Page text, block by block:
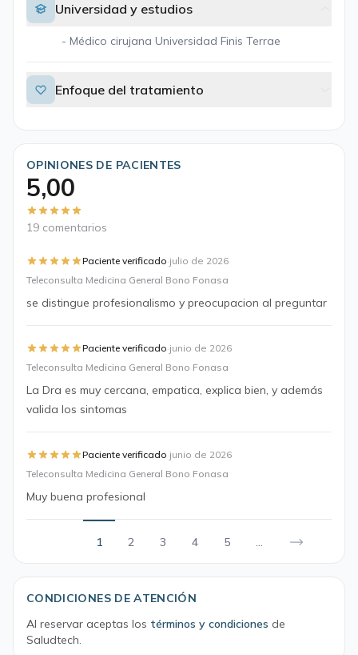
Universidad y estudios
- Médico cirujana Universidad Finis Terrae
Enfoque del tratamiento
OPINIONES DE PACIENTES
5,00
19 comentarios
Paciente verificado·julio de 2026
Teleconsulta Medicina General Bono Fonasa
se distingue profesionalismo y preocupacion al preguntar
Paciente verificado·junio de 2026
Teleconsulta Medicina General Bono Fonasa
La Dra es muy cercana, empatica, explica bien, y además
valida los sintomas
Paciente verificado·junio de 2026
Teleconsulta Medicina General Bono Fonasa
Muy buena profesional
1 2 3 4 5 ...
CONDICIONES DE ATENCIÓN
Al reservar aceptas los términos y condiciones de
Saludtech.